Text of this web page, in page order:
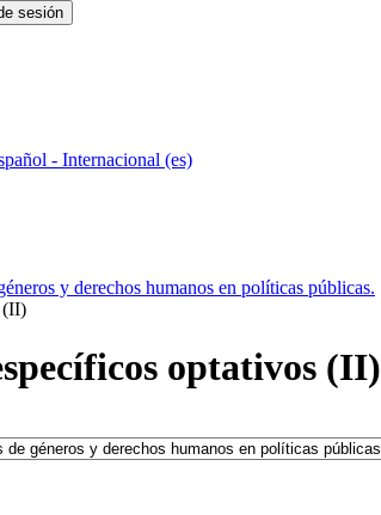
sesión
- Internacional ‎(es)‎
y derechos humanos en políticas públicas.
(II)
optativos (II)